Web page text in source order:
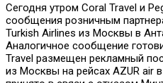
Сегодня утром Coral Travel и
сообщения розничным
Turkish Airlines из Москвы в
Аналогичное сообщение
Travel размещен рекламный
из Москвы на рейсах AZUR air